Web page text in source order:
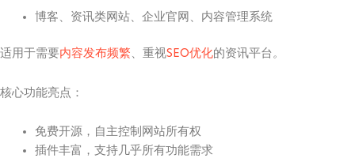
博客、资讯类网站、企业官网、内容管理系统
适用于需要内容发布频繁 、重视SEO优化的资讯平台。
核心功能亮点：
免费开源，自主控制网站所有权
插件丰富，支持几乎所有功能需求